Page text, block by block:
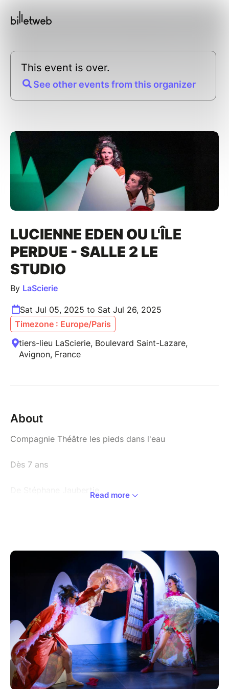
This event is over.
See other events from this organizer
LUCIENNE EDEN OU L'ÎLE
PERDUE - SALLE 2 LE
STUDIO
By LaScierie
Sat Jul 05, 2025 to Sat Jul 26, 2025
Timezone : Europe/Paris
tiers-lieu LaScierie, Boulevard Saint-Lazare,
Avignon, France
About
Compagnie Théâtre les pieds dans l'eau
Dès 7 ans
De Stéphane Jaubertie
rejeté par la mer au milieu de déchets plastique. Elle
lui fait découvrir son île fantastique, où les pandas
mangeurs de grizzlis rodent dans la forêt de brocolis
géants. Cet endroit idyllique aux parfums d’enfance
est menacé. Il va falloir le quitter.
Avec : Lisa Garcia, Alexis Ballesteros, Armand Eloi
Mise en scène : Violette Campo
Coproduction et soutien : OARA, Conseil
Départemental 64, Région Nouvelle-Aquitaine, Centre
Read more